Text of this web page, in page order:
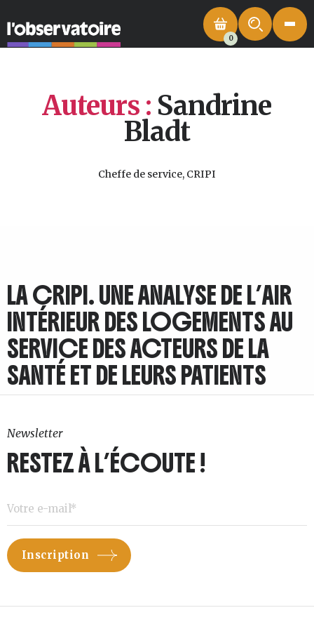
0
Auteurs : Sandrine
Bladt
Cheffe de service, CRIPI
LA CRIPI. UNE ANALYSE DE L’AIR
INTÉRIEUR DES LOGEMENTS AU
SERVICE DES ACTEURS DE LA
SANTÉ ET DE LEURS PATIENTS
Newsletter
RESTEZ À L’ÉCOUTE !